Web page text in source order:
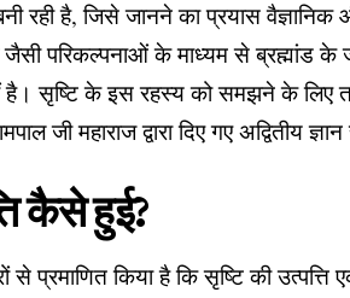
रही है, जिसे जानने का प्रयास वैज्ञानिक
जैसी परिकल्पनाओं के माध्यम से ब्रह्मांड
है। सृष्टि के इस रहस्य को समझने के लिए
जी महाराज द्वारा दिए गए अद्वितीय
कैसे हुई?
से प्रमाणित किया है कि सृष्टि की